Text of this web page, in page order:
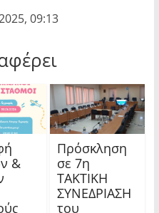
09:13
&
Πρόσκληση
σε 7η
ΤΑΚΤΙΚΗ
ΣΥΝΕΔΡΙΑΣΗ
του